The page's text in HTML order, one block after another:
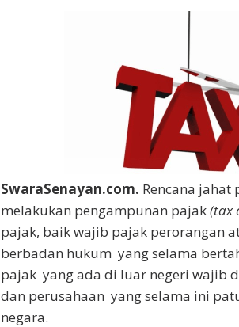
SwaraSenayan.com. Rencana
melakukan pengampunan pajak(tax
pajak, baik wajib pajak perorangan
berbadan hukum yang selama
pajak yang ada di luar negeri wajib
dan perusahaan yang selama ini
negara.